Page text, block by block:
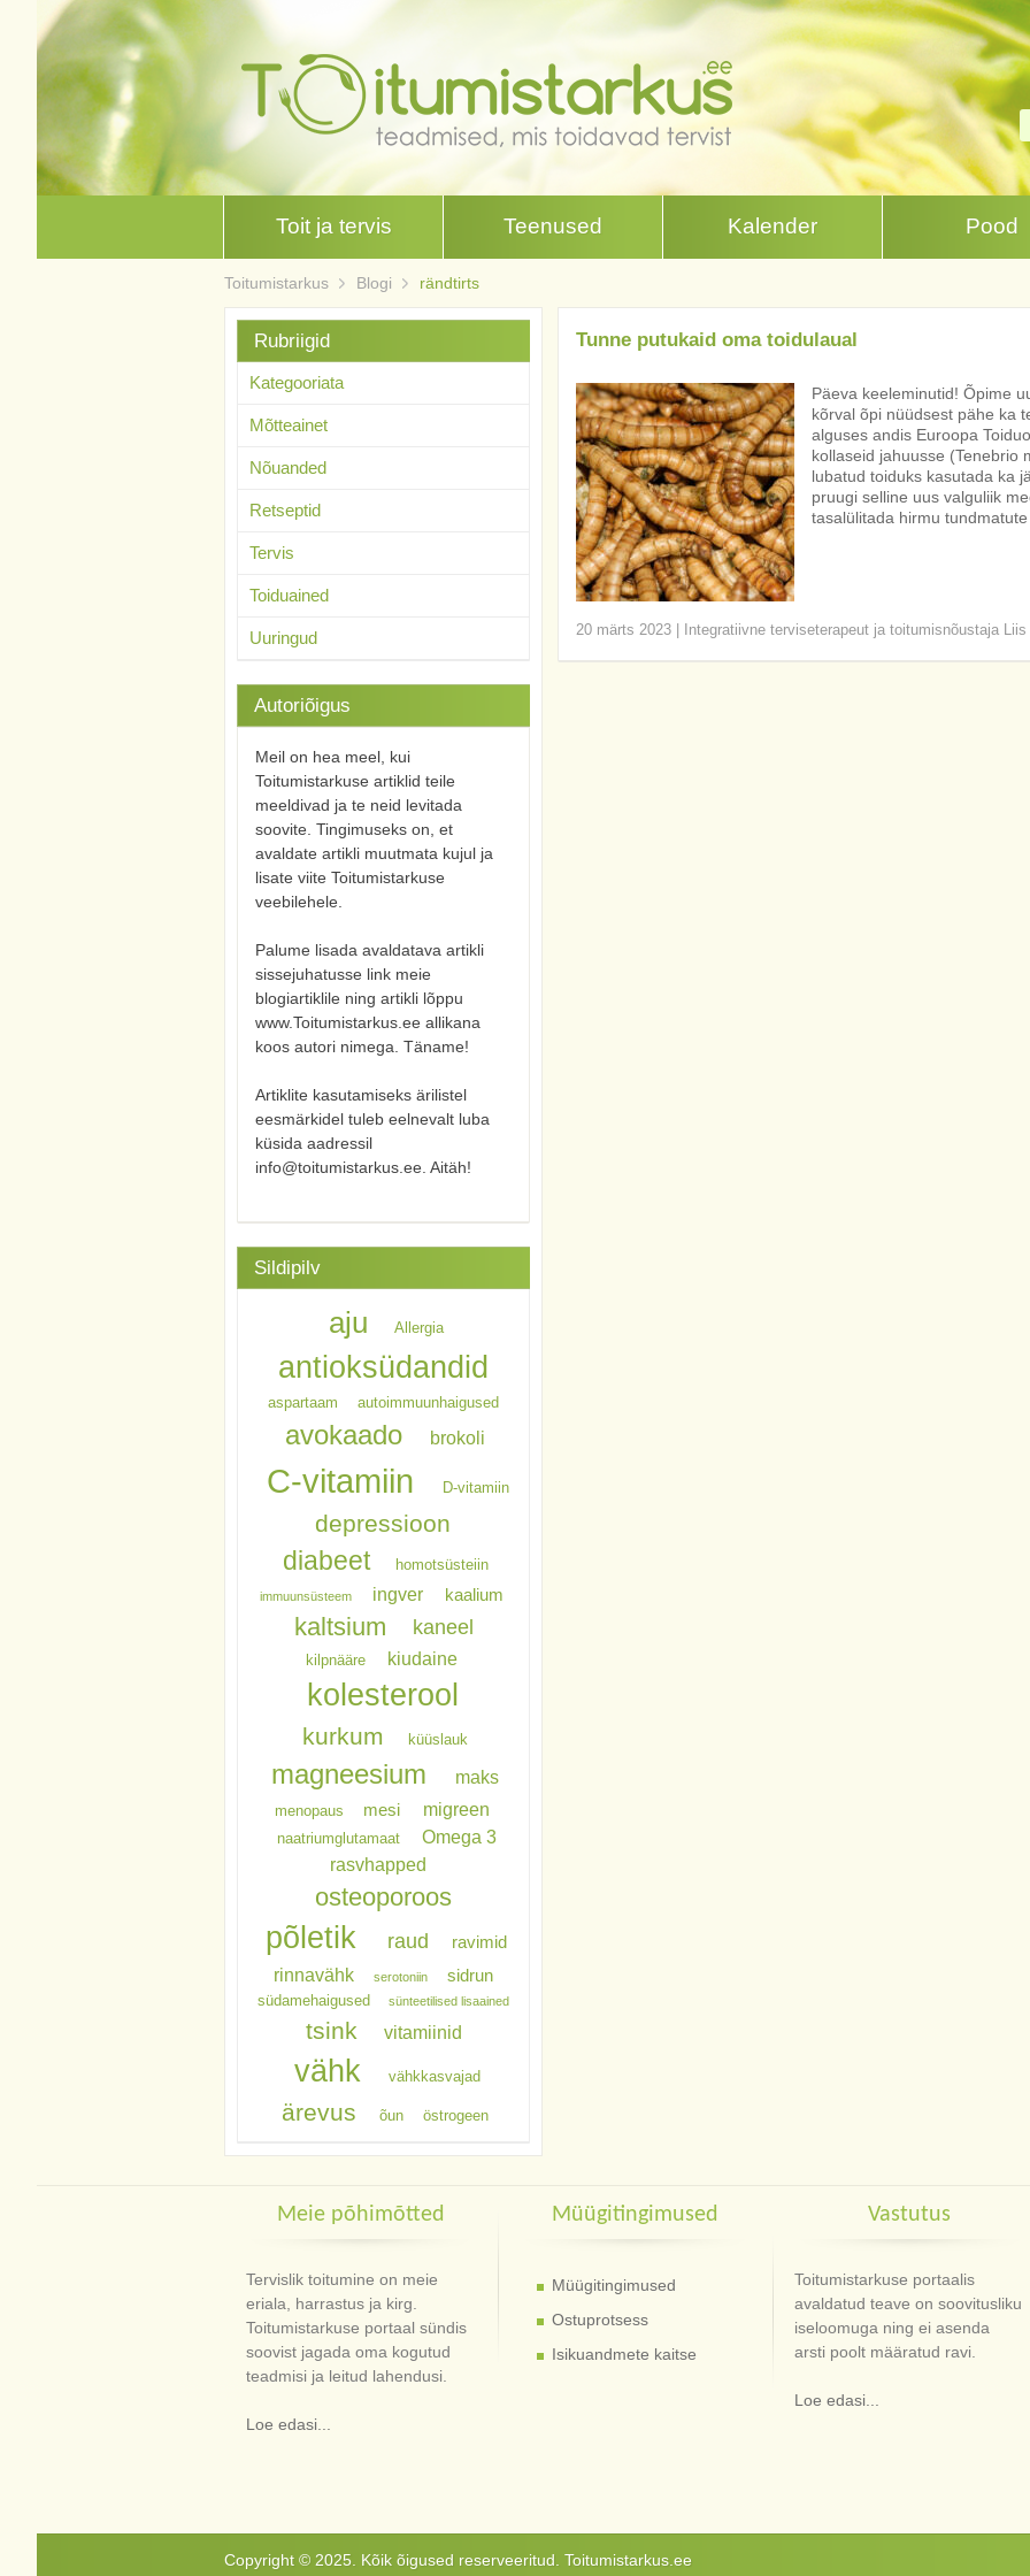
Toit ja tervis Teenused Kalender Pood
Toitumistarkus Blogi rändtirts
Tunne putukaid oma toidulaual
Päeva keeleminutid! Õpime
kõrval õpi nüüdsest pähe ka
alguses andis Euroopa
kollaseid jahuusse (Tenebrio
lubatud toiduks kasutada ka
pruugi selline uus valguliik
tasalülitada hirmu
20 märts 2023| Integratiivne terviseterapeut ja toitumisnõustaja Liis
Rubriigid
Kategooriata
Mõtteainet
Nõuanded
Retseptid
Tervis
Toiduained
Uuringud
Autoriõigus
Meil on hea meel, kui
Toitumistarkuse artiklid teile
meeldivad ja te neid levitada
soovite. Tingimuseks on, et
avaldate artikli muutmata kujul ja
lisate viite Toitumistarkuse
veebilehele.
Palume lisada avaldatava artikli
sissejuhatusse link meie
blogiartiklile ning artikli lõppu
www.Toitumistarkus.ee allikana
koos autori nimega. Täname!
Artiklite kasutamiseks ärilistel
eesmärkidel tuleb eelnevalt luba
küsida aadressil
info@toitumistarkus.ee. Aitäh!
Sildipilv
aju Allergia
antioksüdandid
aspartaam autoimmuunhaigused
avokaado brokoli
C-vitamiin D-vitamiin
depressioon
diabeet homotsüsteiin
immuunsüsteem ingver kaalium
kaltsium kaneel
kilpnääre kiudaine
kolesterool
kurkum küüslauk
magneesium maks
menopaus mesi migreen
naatriumglutamaat
Omega 3
rasvhapped
osteoporoos
põletik raud ravimid
rinnavähk serotoniin sidrun
südamehaigused sünteetilised lisaained
tsink vitamiinid
vähk vähkkasvajad
ärevus õun östrogeen
Meie põhimõtted
Tervislik toitumine on meie
eriala, harrastus ja kirg.
Toitumistarkuse portaal sündis
soovist jagada oma kogutud
teadmisi ja leitud lahendusi.
Loe edasi...
Müügitingimused
Müügitingimused
Ostuprotsess
Isikuandmete kaitse
Vastutus
Toitumistarkuse portaalis
avaldatud teave on soovitusliku
iseloomuga ning ei asenda
arsti poolt määratud ravi.
Loe edasi...
Copyright © 2025. Kõik õigused reserveeritud. Toitumistarkus.ee